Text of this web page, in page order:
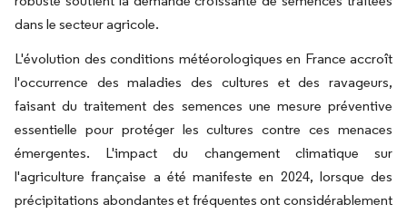
dans le secteur agricole.
L'évolution des conditions météorologiques en France accroît
l'occurrence des maladies des cultures et des ravageurs,
faisant du traitement des semences une mesure préventive
essentielle pour protéger les cultures contre ces menaces
émergentes. L'impact du changement climatique sur
l'agriculture française a été manifeste en 2024, lorsque des
précipitations abondantes et fréquentes ont considérablement